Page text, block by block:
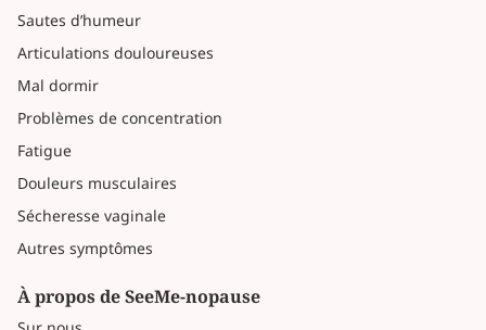
Sautes d’humeur
Articulations douloureuses
Mal dormir
Problèmes de concentration
Fatigue
Douleurs musculaires
Sécheresse vaginale
Autres symptômes
À propos de SeeMe-nopause